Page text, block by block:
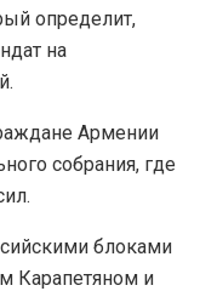
определит,
на
Армении
собрания, где
блоками
Карапетяном и